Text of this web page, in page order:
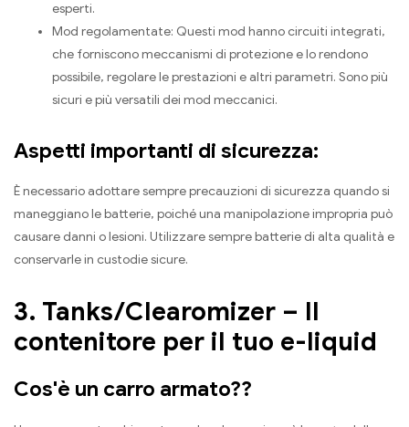
esperti.
Mod regolamentate: Questi mod hanno circuiti integrati,
che forniscono meccanismi di protezione e lo rendono
possibile, regolare le prestazioni e altri parametri. Sono più
sicuri e più versatili dei mod meccanici.
Aspetti importanti di sicurezza:
È necessario adottare sempre precauzioni di sicurezza quando si
maneggiano le batterie, poiché una manipolazione impropria può
causare danni o lesioni. Utilizzare sempre batterie di alta qualità e
conservarle in custodie sicure.
3. Tanks/Clearomizer – Il
contenitore per il tuo e-liquid
Cos'è un carro armato??